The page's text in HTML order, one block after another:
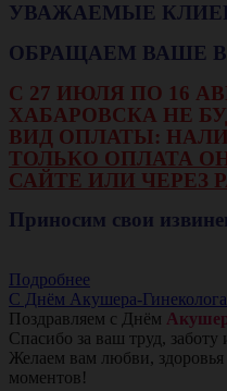
УВАЖАЕМЫЕ
ОБРАЩАЕМ ВАШЕ
С 27 ИЮЛЯ ПО 16
ХАБАРОВСКА НЕ
ВИД ОПЛАТЫ:
ТОЛЬКО ОПЛАТА
САЙТЕ ИЛИ ЧЕРЕЗ
Приносим свои
Подробнее
С Днём Акушера-
Поздравляем с Днём
Спасибо за ваш труд, заботу
Желаем вам любви,
моментов!